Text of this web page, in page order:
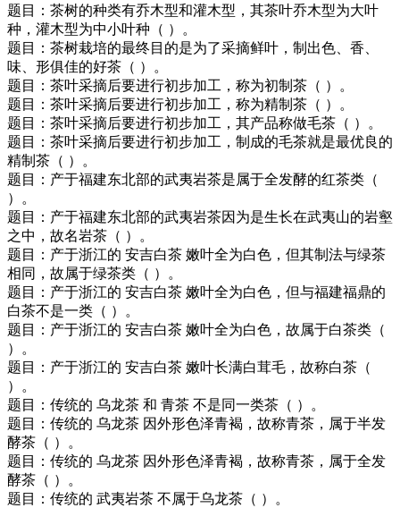
题目：茶树的种类有乔木型和灌木型，其茶叶乔木型为大叶
种，灌木型为中小叶种（ ）。
题目：茶树栽培的最终目的是为了采摘鲜叶，制出色、香、
味、形俱佳的好茶（ ）。
题目：茶叶采摘后要进行初步加工，称为初制茶（ ）。
题目：茶叶采摘后要进行初步加工，称为精制茶（ ）。
题目：茶叶采摘后要进行初步加工，其产品称做毛茶（ ）。
题目：茶叶采摘后要进行初步加工，制成的毛茶就是最优良的
精制茶（ ）。
题目：产于福建东北部的武夷岩茶是属于全发酵的红茶类（
）。
题目：产于福建东北部的武夷岩茶因为是生长在武夷山的岩壑
之中，故名岩茶（ ）。
题目：产于浙江的 安吉白茶 嫩叶全为白色，但其制法与绿茶
相同，故属于绿茶类（ ）。
题目：产于浙江的 安吉白茶 嫩叶全为白色，但与福建福鼎的
白茶不是一类（ ）。
题目：产于浙江的 安吉白茶 嫩叶全为白色，故属于白茶类（
）。
题目：产于浙江的 安吉白茶 嫩叶长满白茸毛，故称白茶（
）。
题目：传统的 乌龙茶 和 青茶 不是同一类茶（ ）。
题目：传统的 乌龙茶 因外形色泽青褐，故称青茶，属于半发
酵茶（ ）。
题目：传统的 乌龙茶 因外形色泽青褐，故称青茶，属于全发
酵茶（ ）。
题目：传统的 武夷岩茶 不属于乌龙茶（ ）。